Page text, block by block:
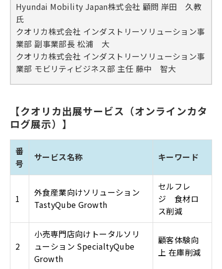
Hyundai Mobility Japan株式会社 顧問 岸田 久教
氏
クオリカ株式会社 インダストリーソリューション事
業部 副事業部長 松浦 大
クオリカ株式会社 インダストリーソリューション事
業部 モビリティビジネス部 主任 藤中 智大
【クオリカ出展サービス（オンラインカタ
ログ展示）】
番
号
サービス名称 キーワード
1
外食産業向けソリューション
TastyQube Growth
セルフレ
ジ 食材ロ
ス削減
2
小売専門店向けトータルソリ
ューション SpecialtyQube
Growth
顧客体験向
上 在庫削減